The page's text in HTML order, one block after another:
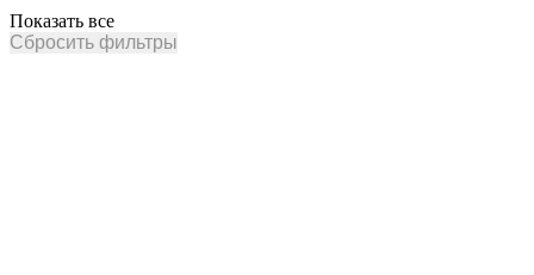
Показать все